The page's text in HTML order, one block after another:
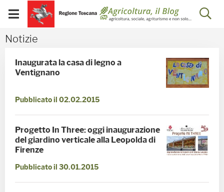
Skip to Main Content
Visualizza/chiudi
menu
mobile
Notizie - Blog
Notizie
Inaugurata la casa di legno a
Ventignano
Pubblicato il 02.02.2015
Progetto In Three: oggi inaugurazione
del giardino verticale alla Leopolda di
Firenze
Pubblicato il 30.01.2015